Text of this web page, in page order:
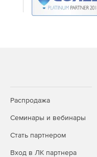
Распродажа
Семинары и вебинары
Стать партнером
Вход в ЛК партнера